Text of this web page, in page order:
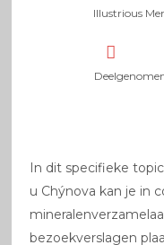
Illustrious
In dit specifieke
u Chýnova kan je in
bezoekverslagen